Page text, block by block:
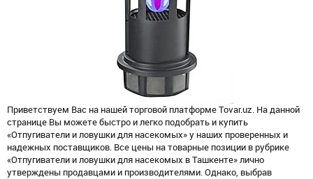
Приветствуем Вас на нашей торговой платформе Tovar.uz. На данной
странице Вы можете быстро и легко подобрать и купить
«Отпугиватели и ловушки для насекомых» у наших проверенных и
надежных поставщиков. Все цены на товарные позиции в рубрике
«Отпугиватели и ловушки для насекомых в Ташкенте» лично
утверждены продавцами и производителями. Однако, выбрав